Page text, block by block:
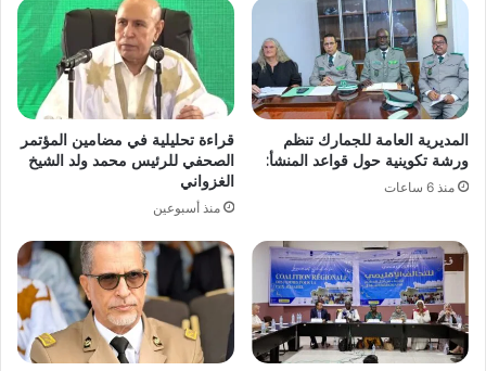
المديرية العامة للجمارك تنظم
ورشة تكوينية حول قواعد المنشأ:
منذ 6 ساعات
قراءة تحليلية في مضامين المؤتمر
الصحفي للرئيس محمد ولد الشيخ
الغزواني
منذ أسبوعين